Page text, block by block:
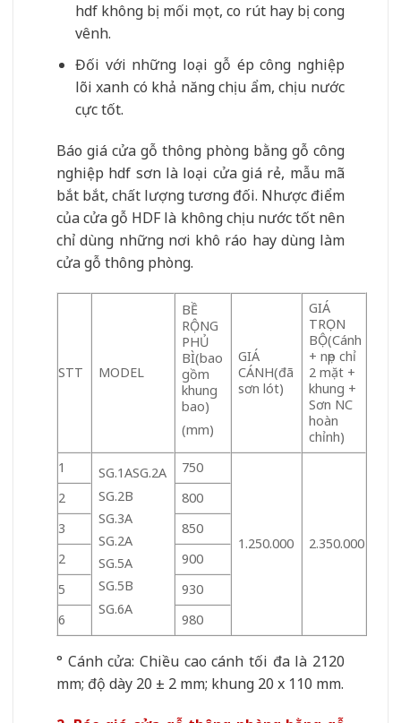
hdf không bị mối mọt, co rút hay bị cong
vênh.
Đối với những loại gỗ ép công nghiệp
lõi xanh có khả năng chịu ẩm, chịu nước
cực tốt.
Báo giá cửa gỗ thông phòng bằng gỗ công
nghiệp hdf sơn là loại cửa giá rẻ, mẫu mã
bắt bắt, chất lượng tương đối. Nhược điểm
của cửa gỗ HDF là không chịu nước tốt nên
chỉ dùng những nơi khô ráo hay dùng làm
cửa gỗ thông phòng.
STT MODEL
BỀ
RỘNG
PHỦ
BÌ(bao
gồm
khung
bao)
(mm)
GIÁ
CÁNH(đã
sơn lót)
GIÁ
TRỌN
BỘ(Cánh
+ nẹp chỉ
2 mặt +
khung +
Sơn NC
hoàn
chỉnh)
1
SG.1ASG.2A
SG.2B
SG.3A
SG.2A
SG.5A
SG.5B
SG.6A
750
1.250.000 2.350.000
2
800
3
850
2
900
5
930
6
980
° Cánh cửa: Chiều cao cánh tối đa là 2120
mm; độ dày 20 ± 2 mm; khung 20 x 110 mm.